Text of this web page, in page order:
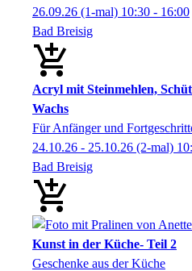
26.09.26 (1-mal) 10:30 - 16:00
Bad Breisig
Acryl mit Steinmehlen,
Wachs
Für Anfänger und
24.10.26 - 25.10.26 (2-mal)
Bad Breisig
Kunst in der Küche- Teil 2
Geschenke aus der Küche